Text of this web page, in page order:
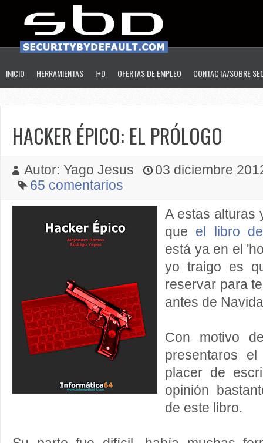
INICIO HERRAMIENTAS I+D OFERTAS DE EMPLEO CONTACTA/SOBRE
HACKER ÉPICO: EL PRÓLOGO
Autor: Yago Jesus
03 diciembre
65 comentarios
A estas alturas
que el libro
está ya en el
yo traigo es
reservar para
antes de
Con motivo
presentaros
placer de
opinión
de este libro.